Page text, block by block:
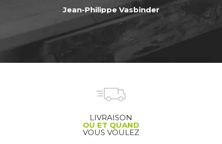
Jean-Philippe Vasbinder
LIVRAISON
OU ET QUAND
VOUS VOULEZ